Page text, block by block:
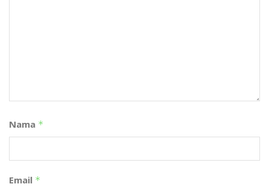
Nama *
Email *